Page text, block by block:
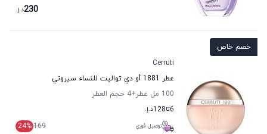
230د.إ.
خصم خاص
Cerruti
عطر 1881 أو دي تواليت للنساء سيروتي
100 مل عطر
+4
حجم العطر
6تا128د.إ.
توصيل فوري 169
24%